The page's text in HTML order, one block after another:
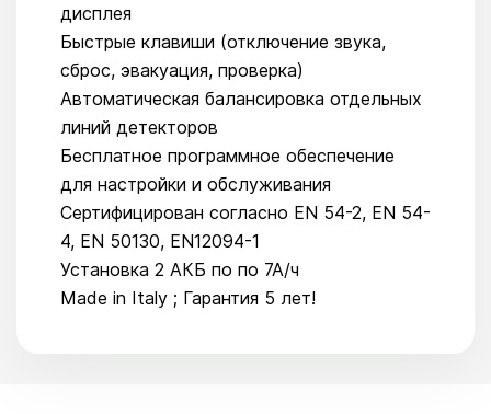
дисплея
Быстрые клавиши (отключение звука,
сброс, эвакуация, проверка)
Автоматическая балансировка отдельных
линий детекторов
Бесплатное программное обеспечение
для настройки и обслуживания
Сертифицирован согласно EN 54-2, EN 54-
4, EN 50130, EN12094-1
Установка 2 АКБ по по 7А/ч
Made in Italy ; Гарантия 5 лет!